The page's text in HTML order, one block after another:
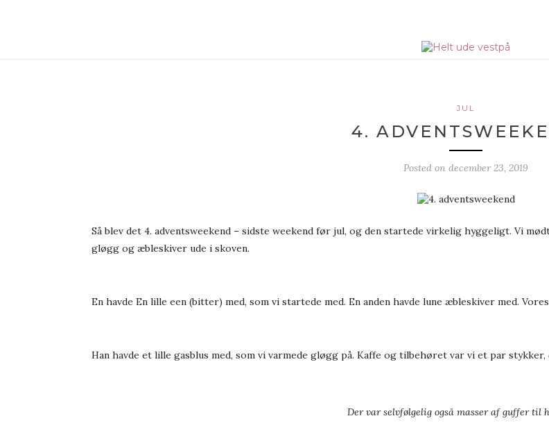
JUL
4.
Posted on december 23, 2019
Så blev det 4. adventsweekend – sidste weekend før jul, og den startede virkelig hyggeligt. Vi
gløgg og æbleskiver ude i skoven.
En havde En lille een (bitter) med, som vi startede med. En anden havde lune æbleskiver med.
Han havde et lille gasblus med, som vi varmede gløgg på. Kaffe og tilbehøret var vi et par stykker,
Der var selvfølgelig også masser af guffer til